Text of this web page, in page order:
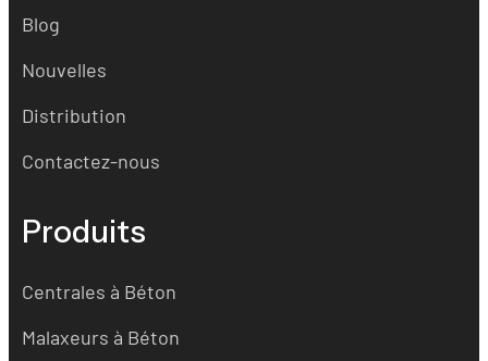
Blog
Nouvelles
Distribution
Contactez-nous
Produits
Centrales à Béton
Malaxeurs à Béton